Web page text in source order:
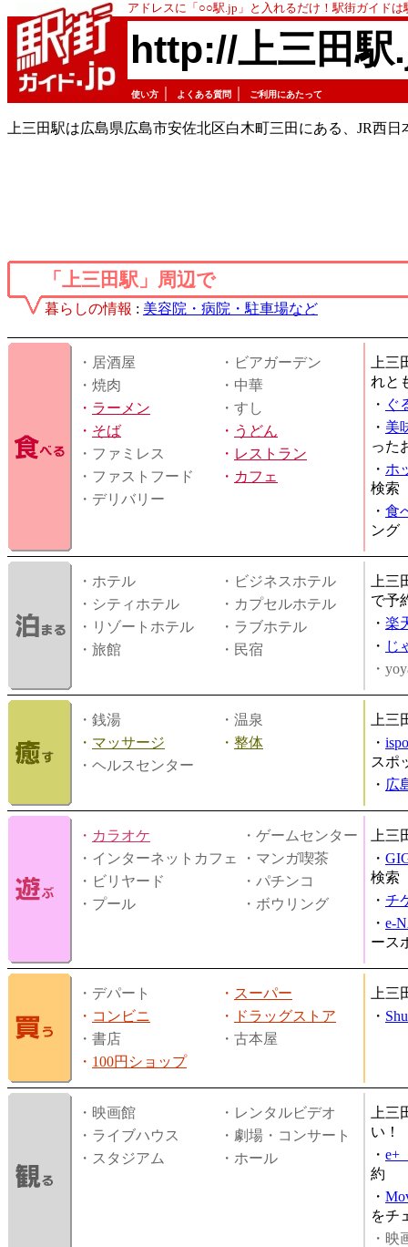
アドレスに「○○駅.jp」と入れるだけ！駅街ガイド
http://上三田駅
使い方 よくある質問 ご利用にあたって
上三田駅は広島県広島市安佐北区白木町三田にある、JR西日
「上三田駅」周辺で
暮らしの情報 : 美容院・病院・駐車場など
・居酒屋
・ビアガーデン
・焼肉
・中華
・ ラーメン
・すし
・ そば ・ うどん
・ファミレス
・ レストラン
・ファストフード
・ カフェ
・デリバリー
上
れと
・ ぐ
・ 美
った
・ ホ
検索
・ 食
ング
・ホテル
・ビジネスホテル
・シティホテル
・カプセルホテル
・リゾートホテル
・ラブホテル
・旅館
・民宿
上
で予
・ 楽
・ じ
・
・銭湯
・温泉
・ マッサージ ・ 整体
・ヘルスセンター
上
・
スポ
・ 広
・ カラオケ
・ゲームセンター
・インターネットカフェ
・マンガ喫茶
・ビリヤード
・パチンコ
・プール
・ボウリング
上
・
検索
・ チ
・ e-
ース
・デパート ・ スーパー
・ コンビニ ・
ドラッグストア
・書店
・古本屋
・ 100円ショップ
上
・
・映画館
・レンタルビデオ
・ライブハウス
・劇場・コンサート
・スタジアム
・ホール
上
い！
・ e+
約
・
をチ
・映